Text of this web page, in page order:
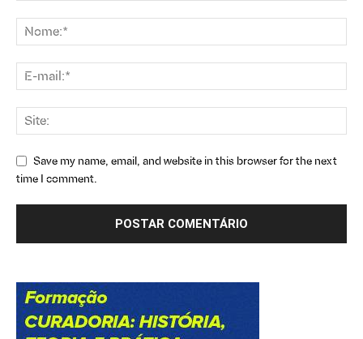
Save my name, email, and website in this browser for the next
time I comment.